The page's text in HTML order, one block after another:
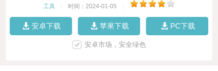
工具 时间：2024-01-05
安卓下载 苹果下载 PC下载
安卓市场，安全绿色